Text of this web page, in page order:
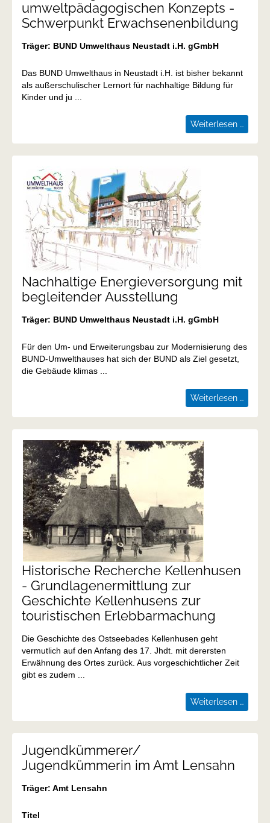
umweltpädagogischen Konzepts -
Schwerpunkt Erwachsenenbildung
Träger: BUND Umwelthaus Neustadt i.H. gGmbH
Das BUND Umwelthaus in Neustadt i.H. ist bisher bekannt
als außerschulischer Lernort für nachhaltige Bildung für
Kinder und ju ...
Weiterlesen …
eines
Nachhaltige Energieversorgung mit
begleitender Ausstellung
Träger: BUND Umwelthaus Neustadt i.H. gGmbH
Für den Um- und Erweiterungsbau zur Modernisierung des
BUND-Umwelthauses hat sich der BUND als Ziel gesetzt,
die Gebäude klimas ...
Weiterlesen …
Historische Recherche Kellenhusen
- Grundlagenermittlung zur
Geschichte Kellenhusens zur
touristischen Erlebbarmachung
Die Geschichte des Ostseebades Kellenhusen geht
vermutlich auf den Anfang des 17. Jhdt. mit derersten
Erwähnung des Ortes zurück. Aus vorgeschichtlicher Zeit
gibt es zudem ...
Weiterlesen …
Jugendkümmerer/
Jugendkümmerin im Amt Lensahn
Träger: Amt Lensahn
Titel